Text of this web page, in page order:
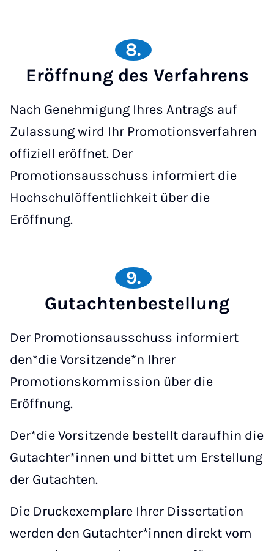
8.
Eröffnung des Verfahrens
Nach Genehmigung Ihres Antrags auf
Zulassung wird Ihr Promotionsverfahren
offiziell eröffnet. Der
Promotionsausschuss informiert die
Hochschulöffentlichkeit über die
Eröffnung.
9.
Gutachtenbestellung
Der Promotionsausschuss informiert
den*die Vorsitzende*n Ihrer
Promotionskommission über die
Eröffnung.
Der*die Vorsitzende bestellt daraufhin die
Gutachter*innen und bittet um Erstellung
der Gutachten.
Die Druckexemplare Ihrer Dissertation
werden den Gutachter*innen direkt vom